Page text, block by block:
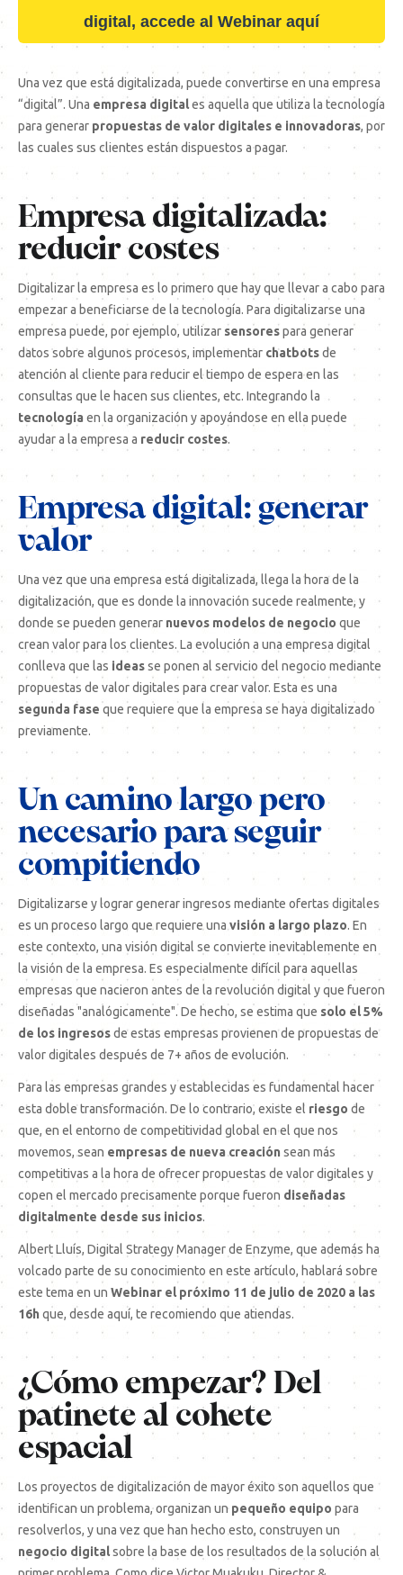
digital, accede al Webinar aquí
Una vez que está digitalizada, puede convertirse en una empresa
“digital”. Una empresa digitales aquella que utiliza la tecnología
para generar propuestas de valor digitales e innovadoras, por
las cuales sus clientes están dispuestos a pagar.
Empresa digitalizada:
reducir costes
Digitalizar la empresa es lo primero que hay que llevar a cabo para
empezar a beneficiarse de la tecnología. Para digitalizarse una
empresa puede, por ejemplo, utilizar sensorespara generar
datos sobre algunos procesos, implementar chatbotsde
atención al cliente para reducir el tiempo de espera en las
consultas que le hacen sus clientes, etc. Integrando la
tecnología en la organización y apoyándose en ella puede
ayudar a la empresa a reducir costes.
Empresa digital: generar
valor
Una vez que una empresa está digitalizada, llega la hora de la
digitalización, que es donde la innovación sucede realmente, y
donde se pueden generar nuevos modelos de negocio que
crean valor para los clientes. La evolución a una empresa digital
conlleva que las ideasse ponen al servicio del negocio mediante
propuestas de valor digitales para crear valor. Esta es una
segunda fase que requiere que la empresa se haya digitalizado
previamente.
Un camino largo pero
necesario para seguir
compitiendo
Digitalizarse y lograr generar ingresos mediante ofertas digitales
es un proceso largo que requiere una visión a largo plazo. En
este contexto, una visión digital se convierte inevitablemente en
la visión de la empresa. Es especialmente difícil para aquellas
empresas que nacieron antes de la revolución digital y que fueron
diseñadas "analógicamente". De hecho, se estima que solo el 5%
de los ingresosde estas empresas provienen de propuestas de
valor digitales después de 7+ años de evolución.
Para las empresas grandes y establecidas es fundamental hacer
esta doble transformación. De lo contrario, existe el riesgo de
que, en el entorno de competitividad global en el que nos
movemos, sean empresas de nueva creaciónsean más
competitivas a la hora de ofrecer propuestas de valor digitales y
copen el mercado precisamente porque fueron diseñadas
digitalmente desde sus inicios.
Albert Lluís, Digital Strategy Manager de Enzyme, que además ha
volcado parte de su conocimiento en este artículo, hablará sobre
este tema en un Webinar el próximo 11 de julio de 2020 a las
16h que, desde aquí, te recomiendo que atiendas.
¿Cómo empezar? Del
patinete al cohete
espacial
Los proyectos de digitalización de mayor éxito son aquellos que
identifican un problema, organizan un pequeño equipo para
resolverlos, y una vez que han hecho esto, construyen un
negocio digitalsobre la base de los resultados de la solución al